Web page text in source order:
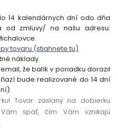
14 kalendárnych dní odo dňa
od zmluvy/ na našu adresu:
náklady.
že balík v poriadku dorazil
bude realizované do 14 dní
Tovar zaslaný na dobierku
späť, čím Vám vznikajú